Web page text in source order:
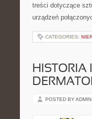
treści dotyczące
urządzeń
CATEGORIES:
HISTORIA
POSTED BY ADMIN